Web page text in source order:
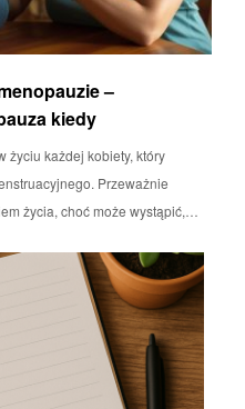
–
kiedy
życiu każdej kobiety, który
Przeważnie
życia, choć może wystąpić,…